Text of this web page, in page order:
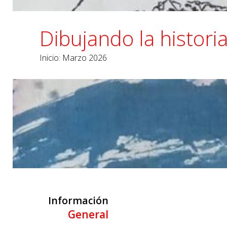
Dibujando la
Inicio: Marzo 2026
Información
General